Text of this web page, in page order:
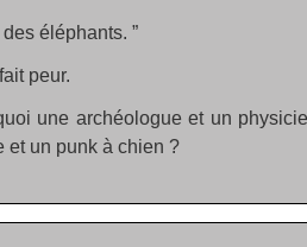
des éléphants. ”
peur.
une archéologue et un
et un punk à chien ?